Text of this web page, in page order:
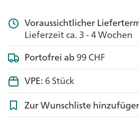
Voraussichtlicher
Lieferzeit ca. 3 - 4 Wochen
Portofrei ab99 CHF
VPE:6 Stück
Zur Wunschliste